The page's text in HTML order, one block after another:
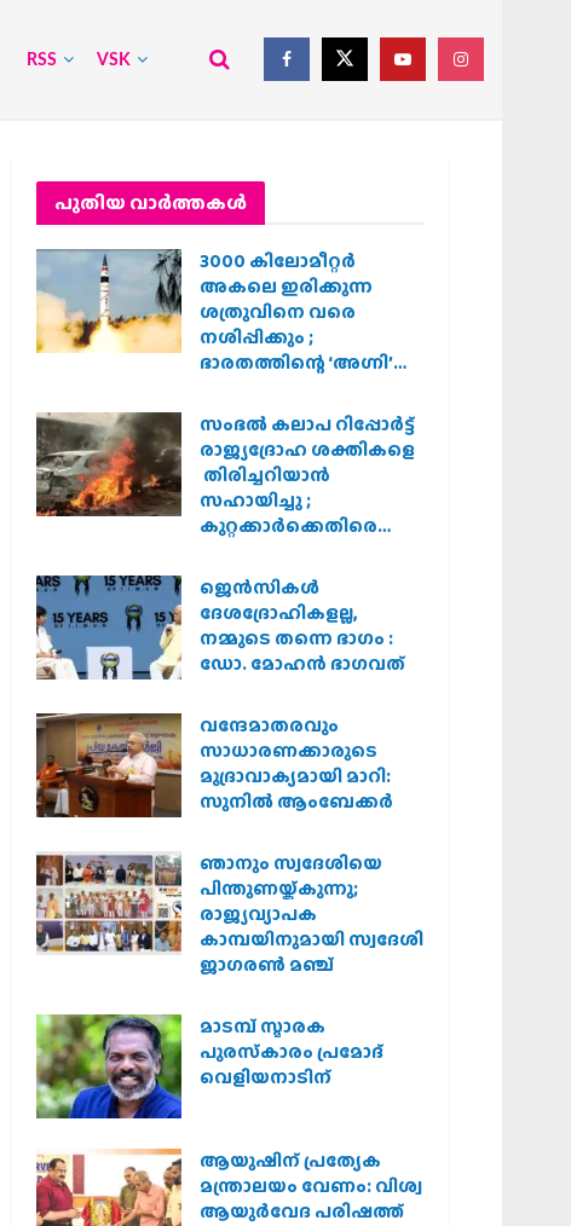
RSS VSK
പുതിയ വാര്‍ത്തകള്‍
3000 കിലോമീറ്റർ
അകലെ ഇരിക്കുന്ന
ശത്രുവിനെ വരെ
നശിപ്പിക്കും ;
ഭാരതത്തിന്റെ ‘അഗ്നി’
സംഭൽ കലാപ റിപ്പോർട്ട്
രാജ്യദ്രോഹ ശക്തികളെ
തിരിച്ചറിയാൻ
സഹായിച്ചു ;
കുറ്റക്കാർക്കെതിരെ
വേണമെന്ന് വിശ്വഹിന്ദു
പരിഷത്ത്
ജെന്‍സികള്‍
ദേശദ്രോഹികളല്ല,
നമ്മുടെ തന്നെ ഭാഗം :
ഡോ. മോഹന്‍ ഭാഗവത്
വന്ദേമാതരവും
സാധാരണക്കാരുടെ
മുദ്രാവാക്യമായി മാറി:
സുനിൽ ആംബേക്കർ
ഞാനും സ്വദേശിയെ
പിന്തുണയ്ക്കുന്നു;
രാജ്യവ്യാപക
കാമ്പയിനുമായി സ്വദേശി
ജാഗരണ്‍ മഞ്ച്
മാടമ്പ് സ്മാരക
പുരസ്‌കാരം പ്രമോദ്
വെളിയനാടിന്
ആയുഷിന് പ്രത്യേക
മന്ത്രാലയം വേണം: വിശ്വ
ആയുര്‍വേദ പരിഷത്ത്